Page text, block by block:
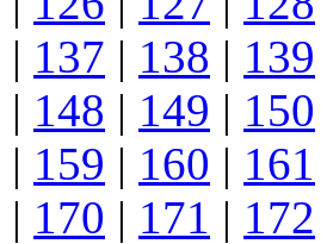
| 137 | 138 | 139
| 148 | 149 | 150
| 159 | 160 | 161
| 170 | 171 | 172